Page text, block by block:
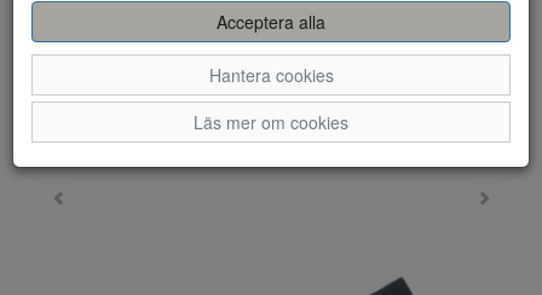
Acceptera alla
Hantera cookies
Läs mer om cookies